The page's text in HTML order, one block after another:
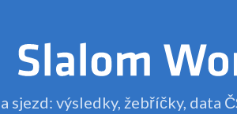
sjezd: výsledky, žebříčky, data